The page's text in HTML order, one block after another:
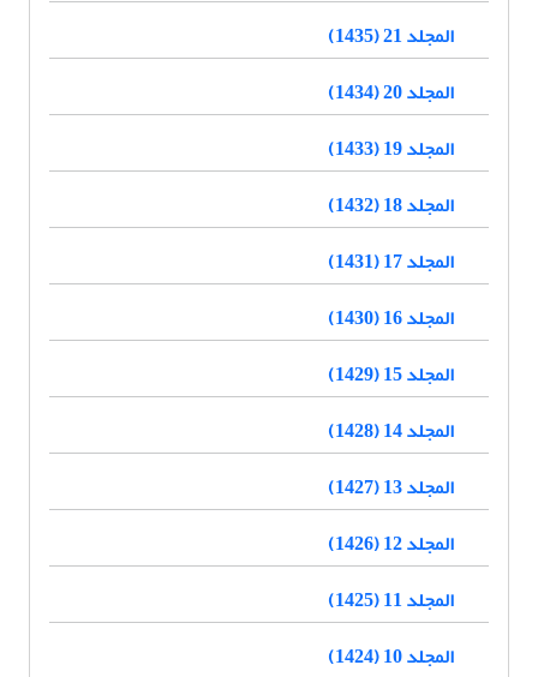
المجلد 21 (1435)
المجلد 20 (1434)
المجلد 19 (1433)
المجلد 18 (1432)
المجلد 17 (1431)
المجلد 16 (1430)
المجلد 15 (1429)
المجلد 14 (1428)
المجلد 13 (1427)
المجلد 12 (1426)
المجلد 11 (1425)
المجلد 10 (1424)